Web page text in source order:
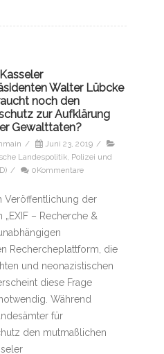
Walter Lübcke
noch den
zur Aufklärung
Gewalttaten?
/ Juni 23, 2019 /
Landespolitik Polizei und
/ 0Kommentare
Veröffentlichung der
– Recherche &
Rechercheplattform, die
und neonazistischen
diese Frage
Während
für
den mutmaßlichen